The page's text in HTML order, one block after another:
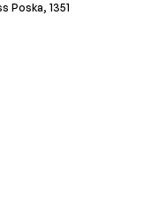
Poska, 1351